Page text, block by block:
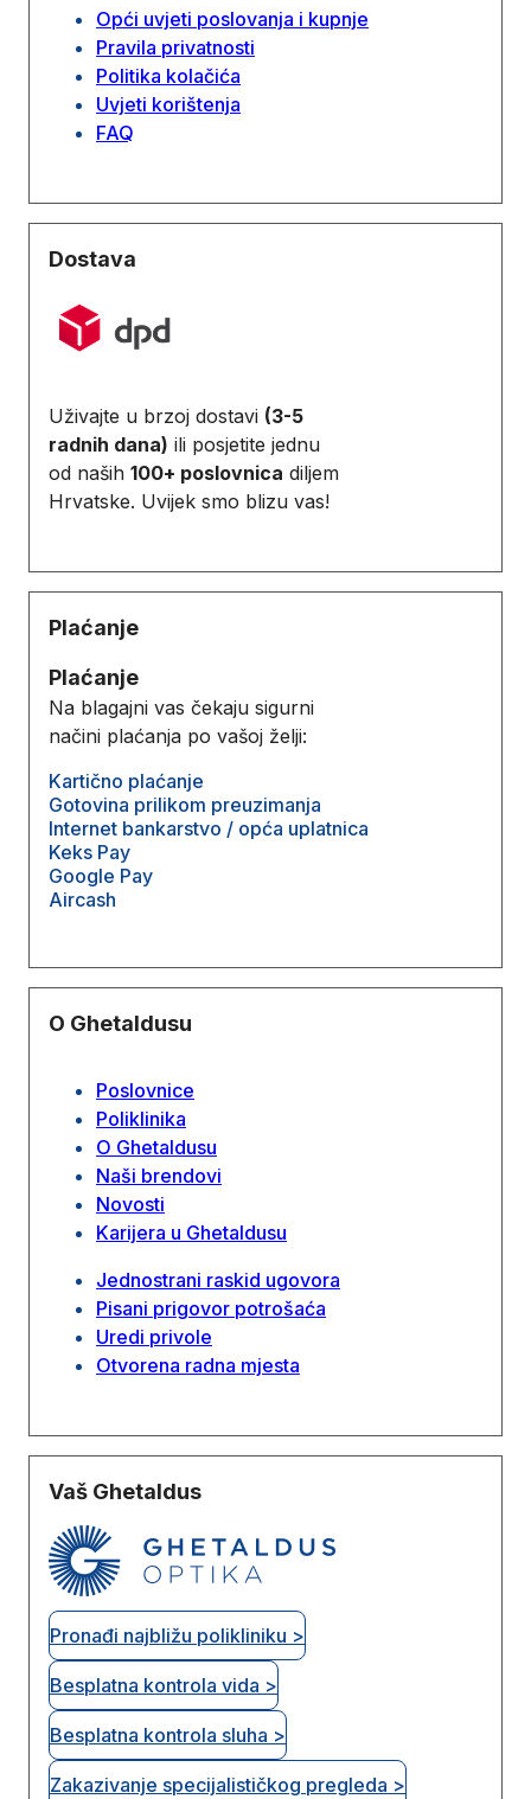
Opći uvjeti poslovanja i kupnje
Pravila privatnosti
Politika kolačića
Uvjeti korištenja
FAQ
Dostava
Uživajte u brzoj dostavi (3-5
radnih dana) ili posjetite jednu
od naših 100+ poslovnica diljem
Hrvatske. Uvijek smo blizu vas!
Plaćanje
Plaćanje
Na blagajni vas čekaju sigurni
načini plaćanja po vašoj želji:
Kartično plaćanje
Gotovina prilikom preuzimanja
Internet bankarstvo / opća uplatnica
Keks Pay
Google Pay
Aircash
O Ghetaldusu
Poslovnice
Poliklinika
O Ghetaldusu
Naši brendovi
Novosti
Karijera u Ghetaldusu
Jednostrani raskid ugovora
Pisani prigovor potrošaća
Uredi privole
Otvorena radna mjesta
Vaš Ghetaldus
Pronađi najbližu polikliniku >
Besplatna kontrola vida >
Besplatna kontrola sluha >
Zakazivanje specijalističkog pregleda >